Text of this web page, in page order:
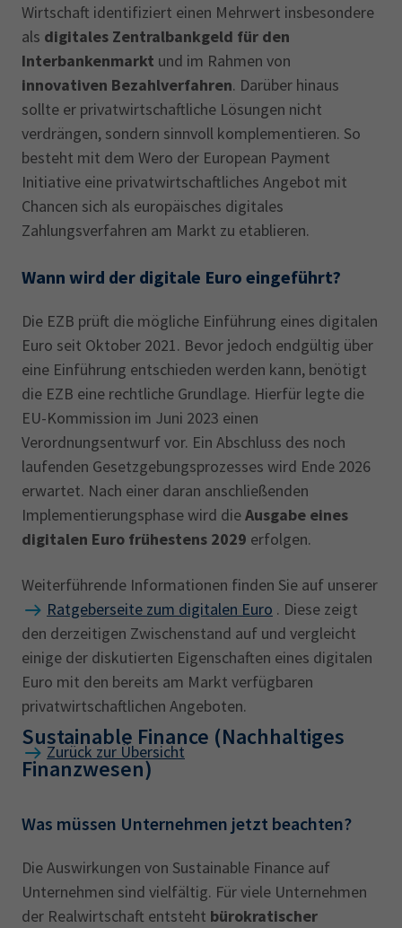
Wirtschaft identifiziert einen Mehrwert insbesondere
als digitales Zentralbankgeld für den
Interbankenmarkt und im Rahmen von
innovativen Bezahlverfahren. Darüber hinaus
sollte er privatwirtschaftliche Lösungen nicht
verdrängen, sondern sinnvoll komplementieren. So
besteht mit dem Wero der European Payment
Initiative eine privatwirtschaftliches Angebot mit
Chancen sich als europäisches digitales
Zahlungsverfahren am Markt zu etablieren.
Wann wird der digitale Euro eingeführt?
Die EZB prüft die mögliche Einführung eines digitalen
Euro seit Oktober 2021. Bevor jedoch endgültig über
eine Einführung entschieden werden kann, benötigt
die EZB eine rechtliche Grundlage. Hierfür legte die
EU-Kommission im Juni 2023 einen
Verordnungsentwurf vor. Ein Abschluss des noch
laufenden Gesetzgebungsprozesses wird Ende 2026
erwartet. Nach einer daran anschließenden
Implementierungsphase wird dieAusgabe eines
digitalen Euro frühestens 2029 erfolgen.
Weiterführende Informationen finden Sie auf unserer
Ratgeberseite zum digitalen Euro . Diese zeigt
den derzeitigen Zwischenstand auf und vergleicht
einige der diskutierten Eigenschaften eines digitalen
Euro mit den bereits am Markt verfügbaren
privatwirtschaftlichen Angeboten.
Zurück zur Übersicht
Sustainable Finance (Nachhaltiges
Finanzwesen)
Was müssen Unternehmen jetzt beachten?
Die Auswirkungen von Sustainable Finance auf
Unternehmen sind vielfältig. Für viele Unternehmen
der Realwirtschaft entsteht bürokratischer